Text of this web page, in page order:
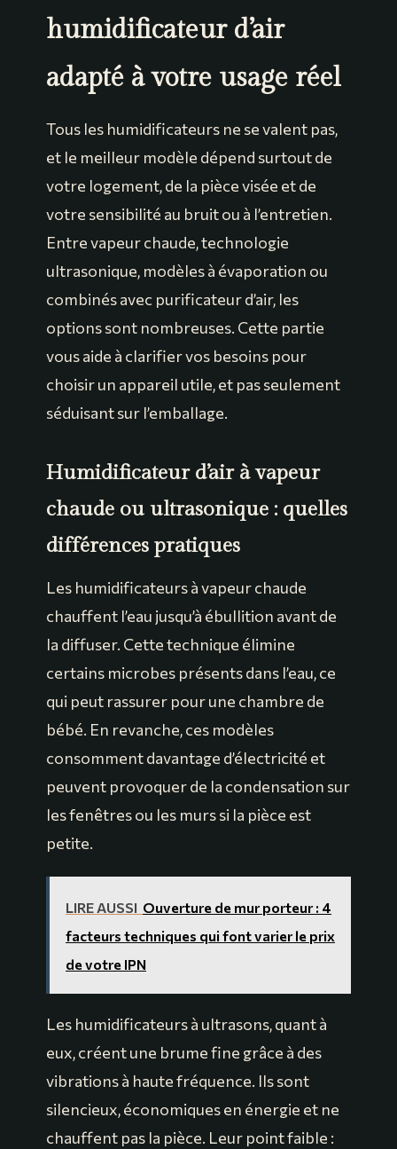
humidificateur d’air
adapté à votre usage réel
Tous les humidificateurs ne se valent pas,
et le meilleur modèle dépend surtout de
votre logement, de la pièce visée et de
votre sensibilité au bruit ou à l’entretien.
Entre vapeur chaude, technologie
ultrasonique, modèles à évaporation ou
combinés avec purificateur d’air, les
options sont nombreuses. Cette partie
vous aide à clarifier vos besoins pour
choisir un appareil utile, et pas seulement
séduisant sur l’emballage.
Humidificateur d’air à vapeur
chaude ou ultrasonique : quelles
différences pratiques
Les humidificateurs à vapeur chaude
chauffent l’eau jusqu’à ébullition avant de
la diffuser. Cette technique élimine
certains microbes présents dans l’eau, ce
qui peut rassurer pour une chambre de
bébé. En revanche, ces modèles
consomment davantage d’électricité et
peuvent provoquer de la condensation sur
les fenêtres ou les murs si la pièce est
petite.
LIRE AUSSI Ouverture de mur porteur : 4
facteurs techniques qui font varier le prix
de votre IPN
Les humidificateurs à ultrasons, quant à
eux, créent une brume fine grâce à des
vibrations à haute fréquence. Ils sont
silencieux, économiques en énergie et ne
chauffent pas la pièce. Leur point faible :